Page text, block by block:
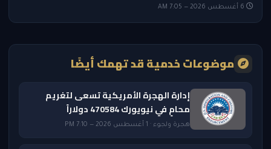
موضوعات خدمية قد تهمك أيضًا
إدارة الهجرة الأمريكية تسعى لتغريم
محامٍ في نيويورك 470584 دولاراً
هجرة ولجوء · 1 أغسطس 2026 — 7:10 PM